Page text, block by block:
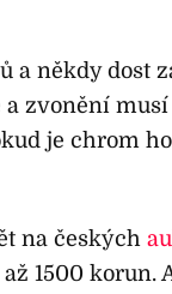
a někdy dost
zvonění
je chrom
na českých
1500 korun.